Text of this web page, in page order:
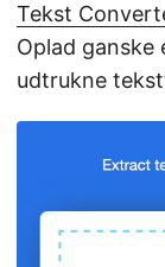
Tekst
Oplad ganske
udtrukne